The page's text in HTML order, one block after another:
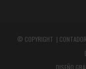
© COPYRIGHT |
DISEÑO